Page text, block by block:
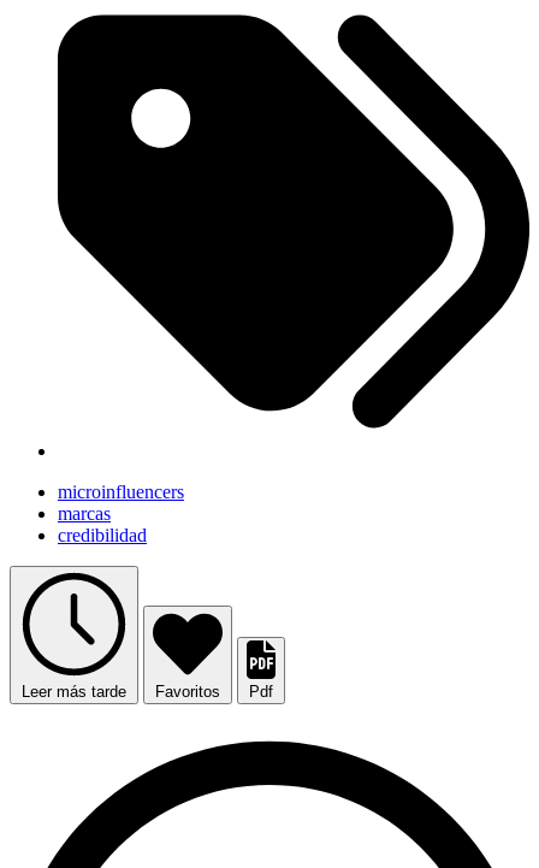
microinfluencers
marcas
credibilidad
Leer más tarde Favoritos Pdf